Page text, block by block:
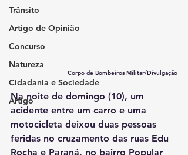
Trânsito
Artigo de Opinião
Concurso
Natureza
Cidadania e Sociedade
Artigo
Corpo de Bombeiros Militar/Divulgação
Na noite de domingo (10), um
acidente entre um carro e uma
motocicleta deixou duas pessoas
feridas no cruzamento das ruas Edu
Rocha e Paraná, no bairro Popular